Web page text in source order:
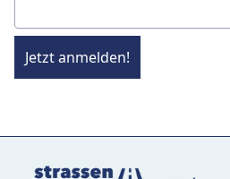
Jetzt anmelden!